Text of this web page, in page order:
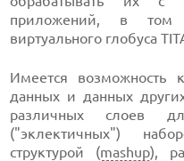
приложений, в том
виртуального глобуса
Имеется возможность
данных и данных
различных слоев
("эклектичных")
структурой (mashup),